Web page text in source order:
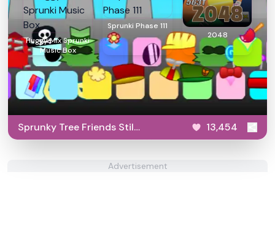
Huggy Mix Sprunki
Music Box
Sprunki Phase 111
2048
Sprunky Tree Friends Still
Alive​
13,454
Advertisement